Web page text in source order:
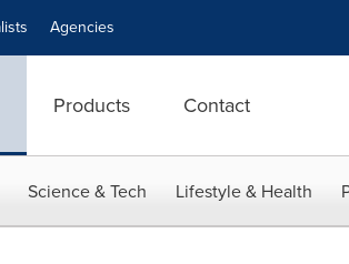
Agencies
Products Contact
Science & Tech Lifestyle & Health